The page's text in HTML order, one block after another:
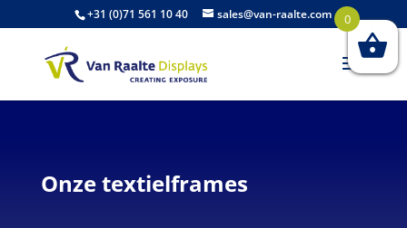
+31 (0)71 561 10 40 sales@van-raalte.com
Onze textielframes
0